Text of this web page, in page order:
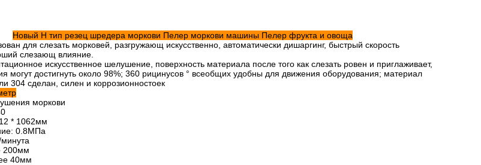
Новый Н тип резец шредера моркови Пелер моркови машины Пелер фрукта и овоща
для слезать морковей, разгружающ искусственно, автоматически дишаргинг, быстрый скорость
слезающ влияние.
искусственное шелушение, поверхность материала после того как слезать ровен и приглаживает,
могут достигнуть около 98%; 360 рицинусов ° всеобщих удобны для движения оборудования; материал
304 сделан, силен и коррозионностоек
моркови
* 1062мм
0.8МПа
200мм
40мм